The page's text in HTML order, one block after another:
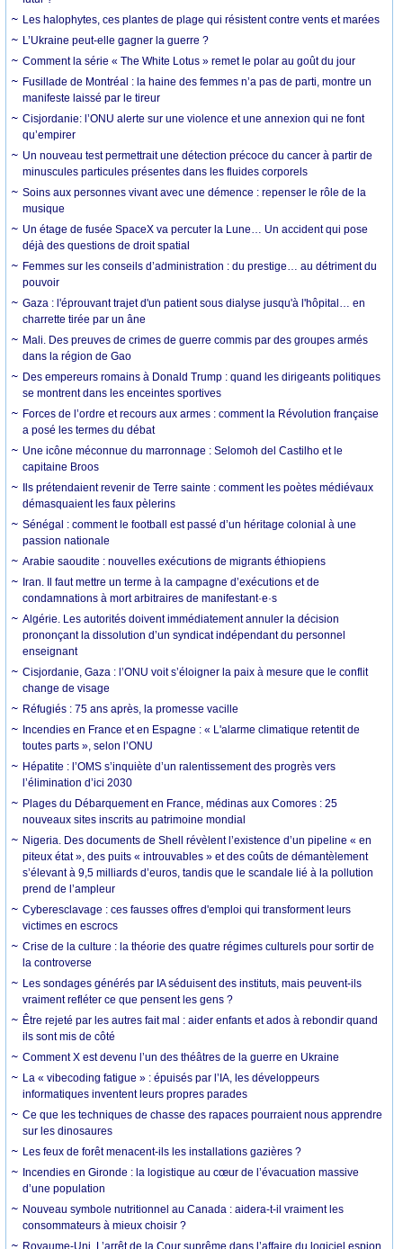
Les halophytes, ces plantes de plage qui résistent contre vents et marées
L’Ukraine peut-elle gagner la guerre ?
Comment la série « The White Lotus » remet le polar au goût du jour
Fusillade de Montréal : la haine des femmes n’a pas de parti, montre un
manifeste laissé par le tireur
Cisjordanie: l’ONU alerte sur une violence et une annexion qui ne font
qu’empirer
Un nouveau test permettrait une détection précoce du cancer à partir de
minuscules particules présentes dans les fluides corporels
Soins aux personnes vivant avec une démence : repenser le rôle de la
musique
Un étage de fusée SpaceX va percuter la Lune… Un accident qui pose
déjà des questions de droit spatial
Femmes sur les conseils d’administration : du prestige… au détriment du
pouvoir
Gaza : l'éprouvant trajet d'un patient sous dialyse jusqu'à l'hôpital… en
charrette tirée par un âne
Mali. Des preuves de crimes de guerre commis par des groupes armés
dans la région de Gao
Des empereurs romains à Donald Trump : quand les dirigeants politiques
se montrent dans les enceintes sportives
Forces de l’ordre et recours aux armes : comment la Révolution française
a posé les termes du débat
Une icône méconnue du marronnage : Selomoh del Castilho et le
capitaine Broos
Ils prétendaient revenir de Terre sainte : comment les poètes médiévaux
démasquaient les faux pèlerins
Sénégal : comment le football est passé d’un héritage colonial à une
passion nationale
Arabie saoudite : nouvelles exécutions de migrants éthiopiens
Iran. Il faut mettre un terme à la campagne d’exécutions et de
condamnations à mort arbitraires de manifestant·e·s
Algérie. Les autorités doivent immédiatement annuler la décision
prononçant la dissolution d’un syndicat indépendant du personnel
enseignant
Cisjordanie, Gaza : l’ONU voit s’éloigner la paix à mesure que le conflit
change de visage
Réfugiés : 75 ans après, la promesse vacille
Incendies en France et en Espagne : « L'alarme climatique retentit de
toutes parts », selon l’ONU
Hépatite : l’OMS s’inquiète d’un ralentissement des progrès vers
l’élimination d’ici 2030
Plages du Débarquement en France, médinas aux Comores : 25
nouveaux sites inscrits au patrimoine mondial
Nigeria. Des documents de Shell révèlent l’existence d’un pipeline « en
piteux état », des puits « introuvables » et des coûts de démantèlement
s’élevant à 9,5 milliards d’euros, tandis que le scandale lié à la pollution
prend de l’ampleur
Cyberesclavage : ces fausses offres d'emploi qui transforment leurs
victimes en escrocs
Crise de la culture : la théorie des quatre régimes culturels pour sortir de
la controverse
Les sondages générés par IA séduisent des instituts, mais peuvent-ils
vraiment refléter ce que pensent les gens ?
Être rejeté par les autres fait mal : aider enfants et ados à rebondir quand
ils sont mis de côté
Comment X est devenu l’un des théâtres de la guerre en Ukraine
La « vibecoding fatigue » : épuisés par l’IA, les développeurs
informatiques inventent leurs propres parades
Ce que les techniques de chasse des rapaces pourraient nous apprendre
sur les dinosaures
Les feux de forêt menacent-ils les installations gazières ?
Incendies en Gironde : la logistique au cœur de l’évacuation massive
d’une population
Nouveau symbole nutritionnel au Canada : aidera-t-il vraiment les
consommateurs à mieux choisir ?
Royaume-Uni. L’arrêt de la Cour suprême dans l’affaire du logiciel espion